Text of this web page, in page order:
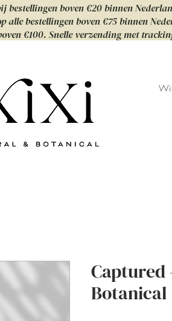
bestellingen boven €20 binnen
alle bestellingen boven €75 binnen
€100. Snelle verzending met